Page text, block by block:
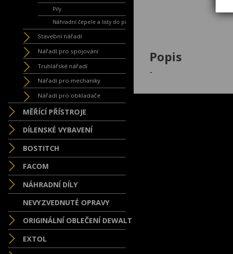
Pily
Náhradní čepele a listy do pil
Stavební nářadí
Nářadí pro spojování
Truhlářské nářadí
Nářadí pro mechaniky
Nářadí pro obkladače
MĚŘÍCÍ PŘÍSTROJE
DÍLENSKÉ VYBAVENÍ
BOSTITCH
FACOM
NÁHRADNÍ DÍLY
NEVYZVEDNUTÉ OPRAVY
ORIGINÁLNÍ OBLEČENÍ DEWALT
EXTOL
Popis
-